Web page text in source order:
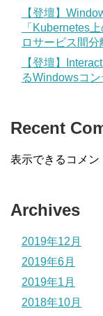
【登壇】
「Kubernetes
ロサービス間
【登壇】
るWindowsコ
Recent
表示できるコメン
Archives
2019年12月
2019年6月
2019年1月
2018年10月